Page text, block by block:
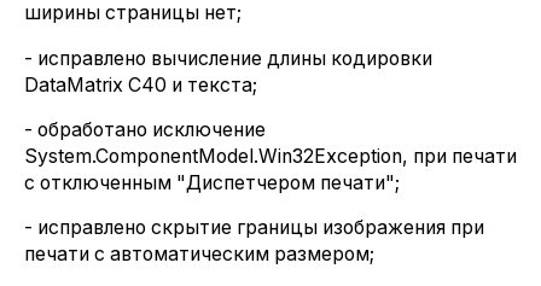
ширины страницы нет;
- исправлено вычисление длины кодировки
DataMatrix C40 и текста;
- обработано исключение
System.ComponentModel.Win32Exception, при печати
с отключенным "Диспетчером печати";
- исправлено скрытие границы изображения при
печати с автоматическим размером;